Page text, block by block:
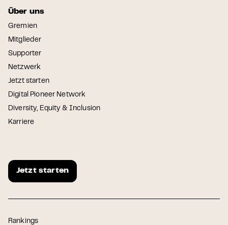
Über uns
Gremien
Mitglieder
Supporter
Netzwerk
Jetzt starten
Digital Pioneer Network
Diversity, Equity & Inclusion
Karriere
Jetzt starten
Rankings